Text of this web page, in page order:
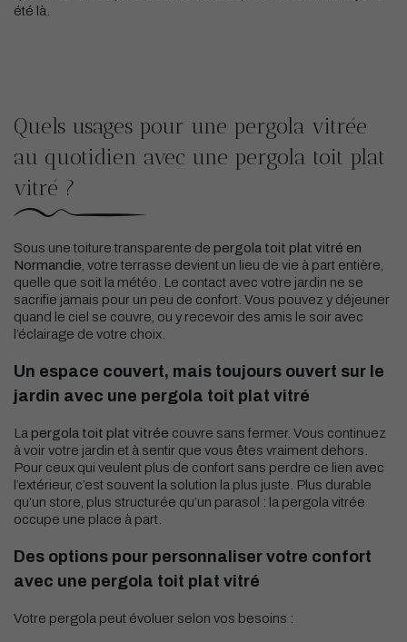
été là.
Quels usages pour une pergola vitrée
au quotidien avec une pergola toit plat
vitré ?
Sous une toiture transparente de pergola toit plat vitré en
Normandie , votre terrasse devient un lieu de vie à part entière,
quelle que soit la météo. Le contact avec votre jardin ne se
sacrifie jamais pour un peu de confort. Vous pouvez y déjeuner
quand le ciel se couvre, ou y recevoir des amis le soir avec
l’éclairage de votre choix.
Un espace couvert, mais toujours ouvert sur le
jardin avec une pergola toit plat vitré
La pergola toit plat vitrée couvre sans fermer. Vous continuez
à voir votre jardin et à sentir que vous êtes vraiment dehors.
Pour ceux qui veulent plus de confort sans perdre ce lien avec
l’extérieur, c’est souvent la solution la plus juste. Plus durable
qu’un store, plus structurée qu’un parasol : la pergola vitrée
occupe une place à part.
Des options pour personnaliser votre confort
avec une pergola toit plat vitré
Votre pergola peut évoluer selon vos besoins :